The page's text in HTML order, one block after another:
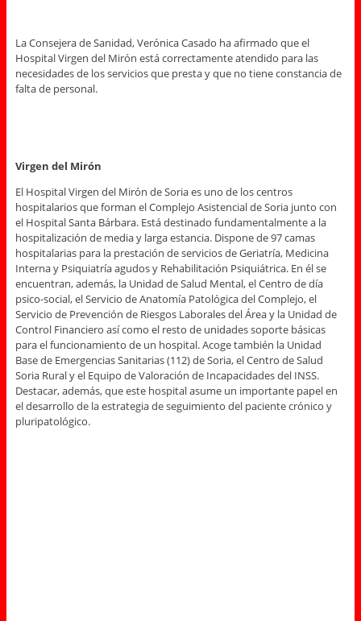
La Consejera de Sanidad, Verónica Casado ha afirmado que el
Hospital Virgen del Mirón está correctamente atendido para las
necesidades de los servicios que presta y que no tiene constancia de
falta de personal.
Virgen del Mirón
El Hospital Virgen del Mirón de Soria es uno de los centros
hospitalarios que forman el Complejo Asistencial de Soria junto con
el Hospital Santa Bárbara. Está destinado fundamentalmente a la
hospitalización de media y larga estancia. Dispone de 97 camas
hospitalarias para la prestación de servicios de Geriatría, Medicina
Interna y Psiquiatría agudos y Rehabilitación Psiquiátrica. En él se
encuentran, además, la Unidad de Salud Mental, el Centro de día
psico-social, el Servicio de Anatomía Patológica del Complejo, el
Servicio de Prevención de Riesgos Laborales del Área y la Unidad de
Control Financiero así como el resto de unidades soporte básicas
para el funcionamiento de un hospital. Acoge también la Unidad
Base de Emergencias Sanitarias (112) de Soria, el Centro de Salud
Soria Rural y el Equipo de Valoración de Incapacidades del INSS.
Destacar, además, que este hospital asume un importante papel en
el desarrollo de la estrategia de seguimiento del paciente crónico y
pluripatológico.